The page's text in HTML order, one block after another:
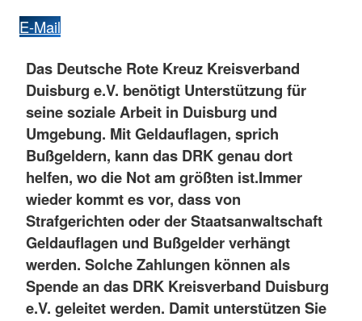
E-Mail
Das Deutsche Rote Kreuz Kreisverband
Duisburg e.V. benötigt Unterstützung für
seine soziale Arbeit in Duisburg und
Umgebung. Mit Geldauflagen, sprich
Bußgeldern, kann das DRK genau dort
helfen, wo die Not am größten ist.Immer
wieder kommt es vor, dass von
Strafgerichten oder der Staatsanwaltschaft
Geldauflagen und Bußgelder verhängt
werden. Solche Zahlungen können als
Spende an das DRK Kreisverband Duisburg
e.V. geleitet werden. Damit unterstützen Sie